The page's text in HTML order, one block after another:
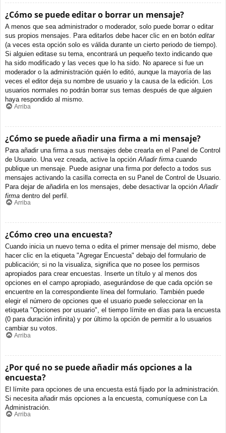
¿Cómo se puede editar o borrar un mensaje?
A menos que sea administrador o moderador, solo puede borrar o editar
sus propios mensajes. Para editarlos debe hacer clic en en botón editar
(a veces esta opción solo es válida durante un cierto periodo de tiempo).
Si alguien editase su tema, encontrará un pequeño texto indicando que
ha sido modificado y las veces que lo ha sido. No aparece si fue un
moderador o la administración quién lo editó, aunque la mayoría de las
veces el editor deja su nombre de usuario y la causa de la edición. Los
usuarios normales no podrán borrar sus temas después de que alguien
haya respondido al mismo.
Arriba
¿Cómo se puede añadir una firma a mi mensaje?
Para añadir una firma a sus mensajes debe crearla en el Panel de Control
de Usuario. Una vez creada, active la opción Añadir firma cuando
publique un mensaje. Puede asignar una firma por defecto a todos sus
mensajes activando la casilla correcta en su Panel de Control de Usuario.
Para dejar de añadirla en los mensajes, debe desactivar la opción Añadir
firma dentro del perfil.
Arriba
¿Cómo creo una encuesta?
Cuando inicia un nuevo tema o edita el primer mensaje del mismo, debe
hacer clic en la etiqueta "Agregar Encuesta" debajo del formulario de
publicación; si no la visualiza, significa que no posee los permisos
apropiados para crear encuestas. Inserte un título y al menos dos
opciones en el campo apropiado, asegurándose de que cada opción se
encuentre en la correspondiente línea del formulario. También puede
elegir el número de opciones que el usuario puede seleccionar en la
etiqueta "Opciones por usuario", el tiempo límite en días para la encuesta
(0 para duración infinita) y por último la opción de permitir a lo usuarios
cambiar su votos.
Arriba
¿Por qué no se puede añadir más opciones a la
encuesta?
El límite para opciones de una encuesta está fijado por la administración.
Si necesita añadir más opciones a la encuesta, comuníquese con La
Administración.
Arriba